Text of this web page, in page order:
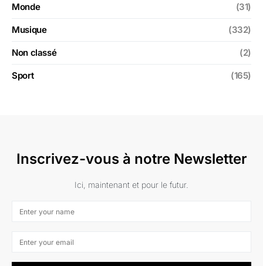
Monde (31)
Musique (332)
Non classé (2)
Sport (165)
Inscrivez-vous à notre Newsletter
Ici, maintenant et pour le futur.